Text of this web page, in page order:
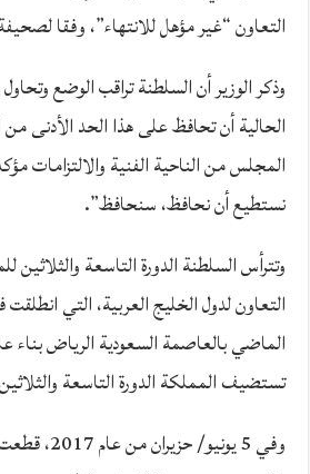
التعاون “غير مؤهل للانتهاء”، وفقا
وذكر الوزير أن السلطنة تراقب الوضع
الحالية أن تحافظ على هذا الحد الأدنى
المجلس من الناحية الفنية والالتزامات
نستطيع أن نحافظ، سنحافظ”.
وتترأس السلطنة الدورة التاسعة
التعاون لدول الخليج العربية، التي
الماضي بالعاصمة السعودية الرياض
تستضيف المملكة الدورة التاسعة
وفي 5 يونيو/